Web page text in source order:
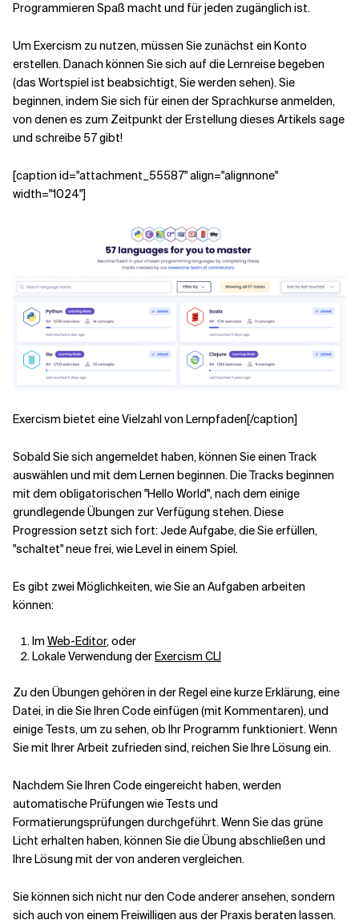
Programmieren Spaß macht und für jeden zugänglich ist.
Um Exercism zu nutzen, müssen Sie zunächst ein Konto
erstellen. Danach können Sie sich auf die Lernreise begeben
(das Wortspiel ist beabsichtigt, Sie werden sehen). Sie
beginnen, indem Sie sich für einen der Sprachkurse anmelden,
von denen es zum Zeitpunkt der Erstellung dieses Artikels sage
und schreibe 57 gibt!
[caption id="attachment_55587" align="alignnone"
width="1024"]
Exercism bietet eine Vielzahl von Lernpfaden[/caption]
Sobald Sie sich angemeldet haben, können Sie einen Track
auswählen und mit dem Lernen beginnen. Die Tracks beginnen
mit dem obligatorischen "Hello World", nach dem einige
grundlegende Übungen zur Verfügung stehen. Diese
Progression setzt sich fort: Jede Aufgabe, die Sie erfüllen,
"schaltet" neue frei, wie Level in einem Spiel.
Es gibt zwei Möglichkeiten, wie Sie an Aufgaben arbeiten
können:
Im Web-Editor, oder
Lokale Verwendung derExercism CLI
Zu den Übungen gehören in der Regel eine kurze Erklärung, eine
Datei, in die Sie Ihren Code einfügen (mit Kommentaren), und
einige Tests, um zu sehen, ob Ihr Programm funktioniert. Wenn
Sie mit Ihrer Arbeit zufrieden sind, reichen Sie Ihre Lösung ein.
Nachdem Sie Ihren Code eingereicht haben, werden
automatische Prüfungen wie Tests und
Formatierungsprüfungen durchgeführt. Wenn Sie das grüne
Licht erhalten haben, können Sie die Übung abschließen und
Ihre Lösung mit der von anderen vergleichen.
Sie können sich nicht nur den Code anderer ansehen, sondern
sich auch von einem Freiwilligen aus der Praxis beraten lassen.